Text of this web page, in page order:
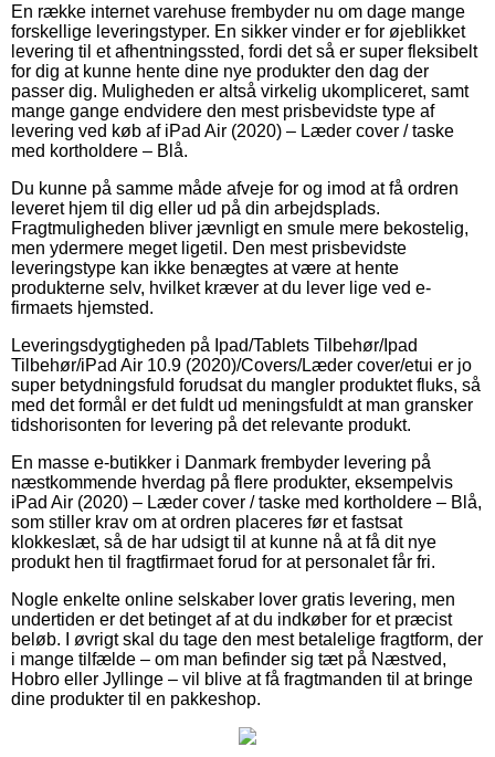
En række internet varehuse frembyder nu om dage mange
forskellige leveringstyper. En sikker vinder er for øjeblikket
levering til et afhentningssted, fordi det så er super fleksibelt
for dig at kunne hente dine nye produkter den dag der
passer dig. Muligheden er altså virkelig ukompliceret, samt
mange gange endvidere den mest prisbevidste type af
levering ved køb af iPad Air (2020) – Læder cover / taske
med kortholdere – Blå.
Du kunne på samme måde afveje for og imod at få ordren
leveret hjem til dig eller ud på din arbejdsplads.
Fragtmuligheden bliver jævnligt en smule mere bekostelig,
men ydermere meget ligetil. Den mest prisbevidste
leveringstype kan ikke benægtes at være at hente
produkterne selv, hvilket kræver at du lever lige ved e-
firmaets hjemsted.
Leveringsdygtigheden på Ipad/Tablets Tilbehør/Ipad
Tilbehør/iPad Air 10.9 (2020)/Covers/Læder cover/etui er jo
super betydningsfuld forudsat du mangler produktet fluks, så
med det formål er det fuldt ud meningsfuldt at man gransker
tidshorisonten for levering på det relevante produkt.
En masse e-butikker i Danmark frembyder levering på
næstkommende hverdag på flere produkter, eksempelvis
iPad Air (2020) – Læder cover / taske med kortholdere – Blå,
som stiller krav om at ordren placeres før et fastsat
klokkeslæt, så de har udsigt til at kunne nå at få dit nye
produkt hen til fragtfirmaet forud for at personalet får fri.
Nogle enkelte online selskaber lover gratis levering, men
undertiden er det betinget af at du indkøber for et præcist
beløb. I øvrigt skal du tage den mest betalelige fragtform, der
i mange tilfælde – om man befinder sig tæt på Næstved,
Hobro eller Jyllinge – vil blive at få fragtmanden til at bringe
dine produkter til en pakkeshop.